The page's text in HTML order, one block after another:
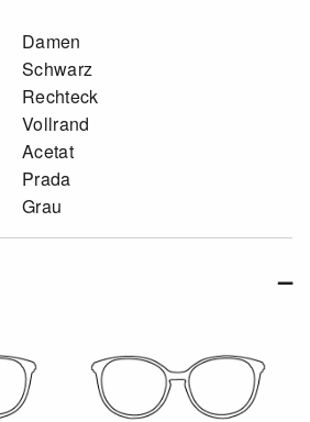
Damen
Schwarz
Rechteck
Vollrand
Acetat
Prada
Grau